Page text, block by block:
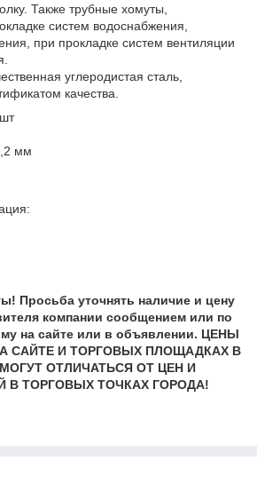
Также трубные хомуты,
систем водоснабжения,
при прокладке систем вентиляции
углеродистая сталь,
качества.
мм
Просьба уточнять наличие и цену
компании сообщением или по
на сайте или в объявлении. ЦЕНЫ
САЙТЕ И ТОРГОВЫХ ПЛОЩАДКАХ В
ОТЛИЧАТЬСЯ ОТ ЦЕН И
В ТОРГОВЫХ ТОЧКАХ ГОРОДА!